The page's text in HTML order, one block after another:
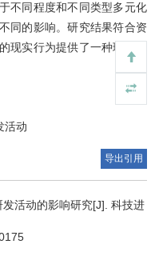
不同程度和不同类型多元化
同的影响。研究结果符合资
现实行为提供了一种理论解
活动
导出引用
活动的影响研究[J]. 科技进